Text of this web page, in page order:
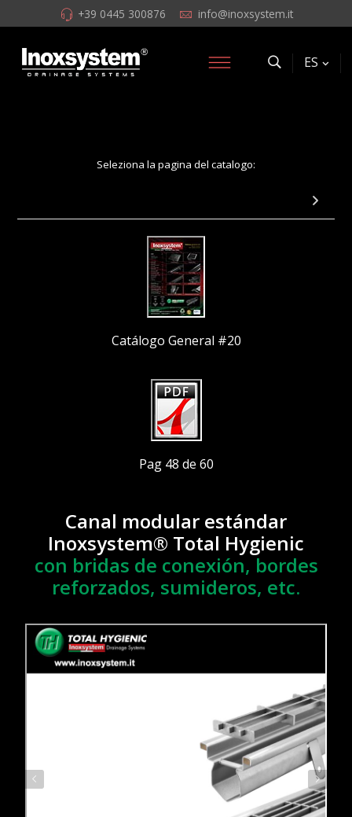
+39 0445 300876 info@inoxsystem.it
ES
Seleziona la pagina del catalogo:
Catálogo General #20
Pag 48 de 60
Canal modular estándar
Inoxsystem® Total Hygienic
con bridas de conexión, bordes
reforzados, sumideros, etc.